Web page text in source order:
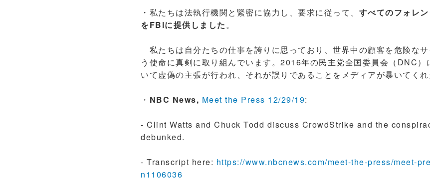
・私たちは法執行機関と緊密に協力し、要求に従って、 すべてのフォレ
をFBIに提供しました。
私たちは自分たちの仕事を誇りに思っており、世界中の顧客を危険な
う使命に真剣に取り組んでいます。2016年の民主党全国委員会（DNC）
いて虚偽の主張が行われ、それが誤りであることをメディアが暴いてくれ
・ NBC News, Meet the Press 12/29/19:
- Clint Watts and Chuck Todd discuss CrowdStrike and the
debunked.
- Transcript here: https://www.nbcnews.com/meet-the-press/meet-
n1106036